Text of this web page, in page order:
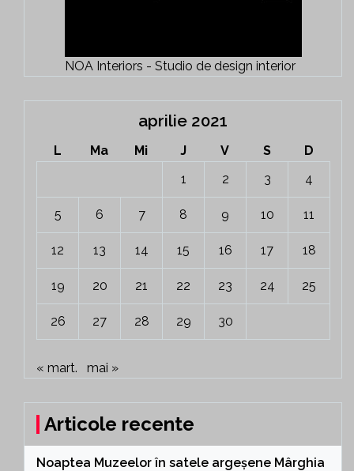
NOA Interiors - Studio de design interior
aprilie 2021
L Ma Mi J V S
D
1
2 3 4
5 6 7 8 9 10 11
12 13 14 15 16 17 18
19 20 21 22 23 24 25
26 27 28 29 30
« mart. mai »
Articole recente
Noaptea Muzeelor în satele argeșene Mârghia